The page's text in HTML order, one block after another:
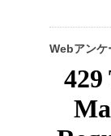
Webアンケ